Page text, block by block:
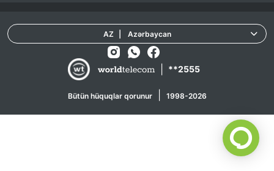
**2555
Bütün hüquqlar qorunur 1998-2026
AZ Azərbaycan